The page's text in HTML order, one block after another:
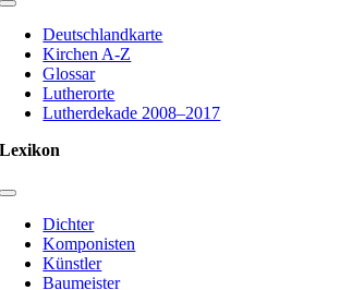
Toggle
NavigationDeutschlandkarte
Kirchen A-Z
Glossar
Lutherorte
Lutherdekade 2008–2017
Lexikon
Toggle
Navigation
Dichter
Komponisten
Künstler
Baumeister